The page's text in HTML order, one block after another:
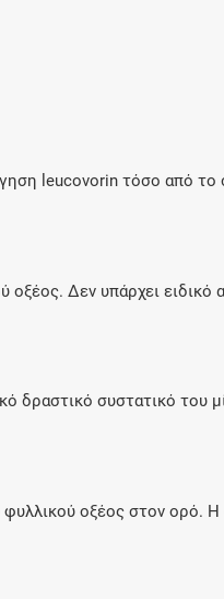
leucovorin τόσο από
Δεν υπάρχει ειδικό
δραστικό συστατικό του
οξέος στον ορό. Η